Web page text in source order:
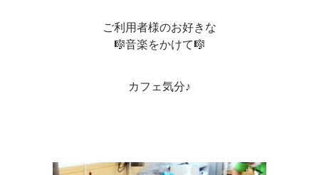
ご利用者様のお好きな
🎼音楽をかけて🎼
カフェ気分♪